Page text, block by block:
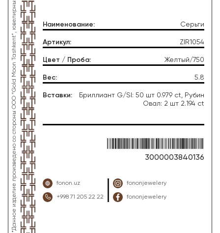
*Данное изделие произведено со стороны OOO “Gold Moon Tashkent”, ювелирный завод “FONON zargarlik uyi” Наименование: Серьги
Артикул: ZIR1054
Цвет / Проба: Желтый/750
Вес: 5.8
Вставки:
Бриллиант G/SI: 50 шт 0.979 ct, Рубин
Овал: 2 шт 2.194 ct
3000003840136
fonon.uz
+998 71 205 22 22
fononjewelery
fononjewelery